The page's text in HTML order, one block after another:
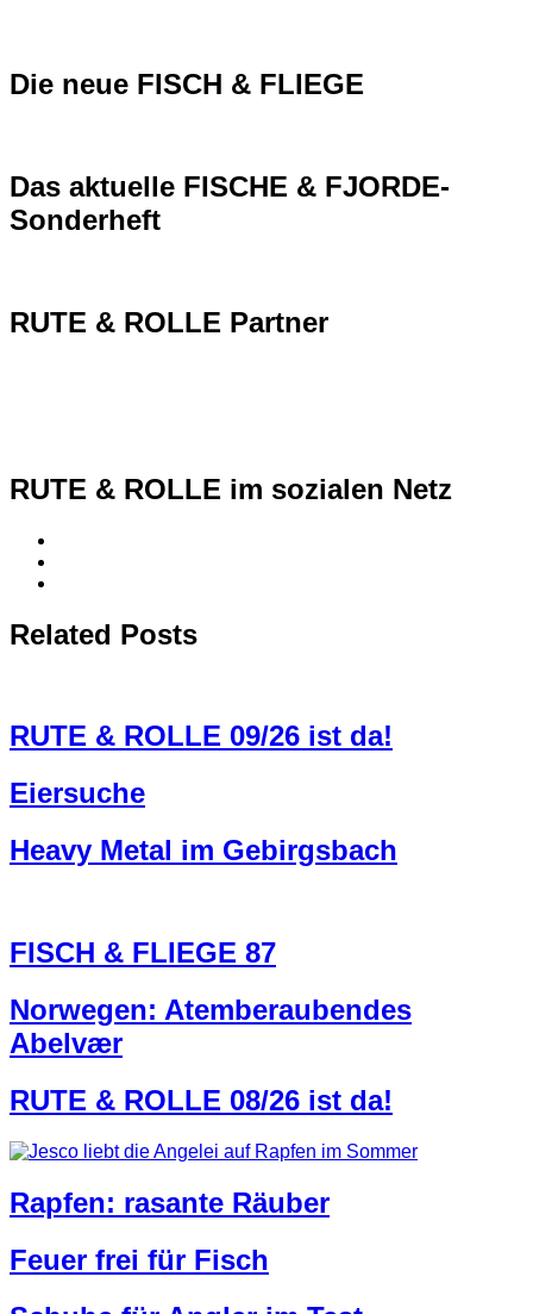
Die neue FISCH & FLIEGE
Das aktuelle FISCHE & FJORDE-
Sonderheft
RUTE & ROLLE Partner
RUTE & ROLLE im sozialen Netz
Related Posts
RUTE & ROLLE 09/26 ist da!
Eiersuche
Heavy Metal im Gebirgsbach
FISCH & FLIEGE 87
Norwegen: Atemberaubendes
Abelvær
RUTE & ROLLE 08/26 ist da!
Rapfen: rasante Räuber
Feuer frei für Fisch